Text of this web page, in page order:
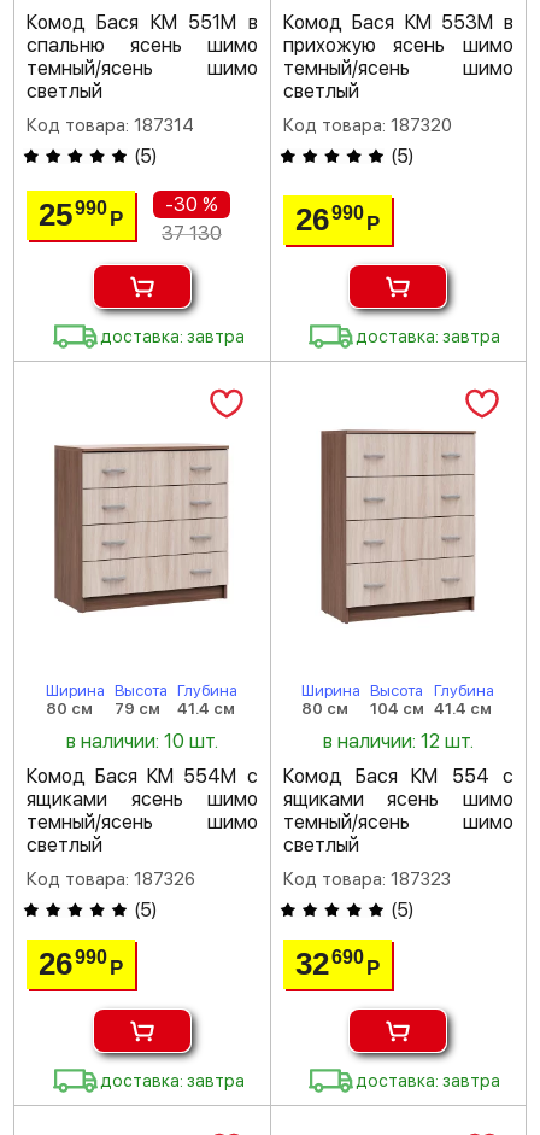
Комод Бася КМ 551М в
спальню ясень шимо
темный/ясень шимо
светлый
Код товара: 187314
(5)
25990Р
-30 %
37 130
доставка: завтра
Комод Бася КМ 553М в
прихожую ясень шимо
темный/ясень шимо
светлый
Код товара: 187320
(5)
26990 Р
доставка: завтра
Ширина
80 см
Высота
79 см
Глубина
41.4 см
в наличии: 10 шт.
Комод Бася КМ 554М с
ящиками ясень шимо
темный/ясень шимо
светлый
Код товара: 187326
(5)
26990Р
доставка: завтра
Ширина
80 см
Высота
104 см
Глубина
41.4 см
в наличии: 12 шт.
Комод Бася КМ 554 с
ящиками ясень шимо
темный/ясень шимо
светлый
Код товара: 187323
(5)
32690 Р
доставка: завтра